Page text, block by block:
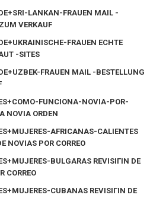
LANKAN-FRAUEN MAIL -
VERKAUF
FRAUEN ECHTE
-SITES
FRAUEN MAIL -BESTELLUNG
FUNCIONA-NOVIA-POR-
NOVIA ORDEN
AFRICANAS-CALIENTES
NOVIAS POR CORREO
BULGARAS REVISIГІN DE
CORREO
CUBANAS REVISIГІN DE